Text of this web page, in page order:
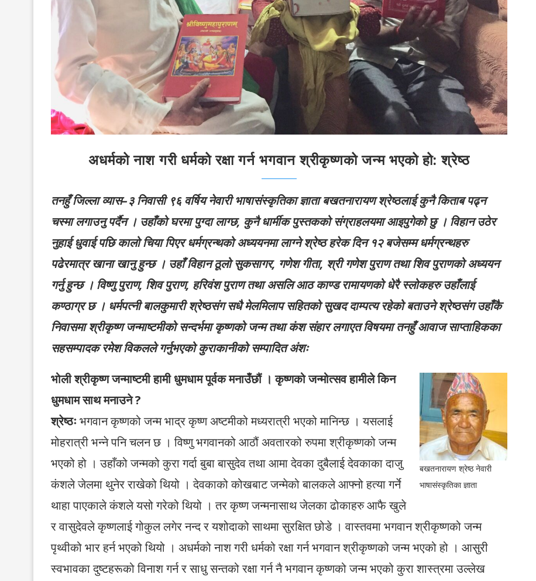
अधर्मको नाश गरी धर्मको रक्षा गर्न भगवान श्रीकृष्णको जन्म भएको हो: श्रेष्ठ
तनहुँ जिल्ला व्यास–३ निवासी ९६ वर्षिय नेवारी भाषासंस्कृतिका ज्ञाता बखतनारायण श्रेष्ठलाई कुनै किताब पढ्न
चस्मा लगाउनु पर्दैन । उहाँको घरमा पुग्दा लाग्छ, कुनै धार्मीक पुस्तकको संग्राहलयमा आइपुगेको छु । विहान उठेर
नुहाई धुवाई पछि कालो चिया पिएर धर्मग्रन्थको अध्ययनमा लाग्ने श्रेष्ठ हरेक दिन १२ बजेसम्म धर्मग्रन्थहरु
पढेरमात्र खाना खानु हुन्छ । उहाँ विहान ठूलो सुकसागर, गणेश गीता, श्री गणेश पुराण तथा शिव पुराणको अध्ययन
गर्नु हुन्छ । विष्णु पुराण, शिव पुराण, हरिवंश पुराण तथा असलि आठ काण्ड रामायणको धेरै स्लोकहरु उहाँलाई
कण्ठाग्र छ । धर्मपत्नी बालकुमारी श्रेष्ठसंग सधै मेलमिलाप सहितको सुखद दाम्पत्य रहेको बताउने श्रेष्ठसंग उहाँकै
निवासमा श्रीकृष्ण जन्माष्टमीको सन्दर्भमा कृष्णको जन्म तथा कंश संहार लगाएत विषयमा तनहुँ आवाज साप्ताहिकका
सहसम्पादक रमेश विकलले गर्नुभएको कुराकानीको सम्पादित अंशः
बखतनारायण श्रेष्ठ नेवारी
भाषासंस्कृतिका ज्ञाता
भोली श्रीकृष्ण जन्माष्टमी हामी धुमधाम पूर्वक मनाउँछौं । कृष्णको जन्मोत्सव हामीले किन
धुमधाम साथ मनाउने ?
श्रेष्ठःभगवान कृष्णको जन्म भाद्र कृष्ण अष्टमीको मध्यरात्री भएको मानिन्छ । यसलाई
मोहरात्री भन्ने पनि चलन छ । विष्णु भगवानको आठौं अवतारको रुपमा श्रीकृष्णको जन्म
भएको हो । उहाँको जन्मको कुरा गर्दा बुबा बासुदेव तथा आमा देवका दुबैलाई देवकाका दाजु
कंशले जेलमा थुनेर राखेको थियो । देवकाको कोखबाट जन्मेको बालकले आफ्नो हत्या गर्ने
थाहा पाएकाले कंशले यसो गरेको थियो । तर कृष्ण जन्मनासाथ जेलका ढोकाहरु आफै खुले
र वासुदेवले कृष्णलाई गोकुल लगेर नन्द र यशोदाको साथमा सुरक्षित छोडे । वास्तवमा भगवान श्रीकृष्णको जन्म
पृथ्वीको भार हर्न भएको थियो । अधर्मको नाश गरी धर्मको रक्षा गर्न भगवान श्रीकृष्णको जन्म भएको हो । आसुरी
स्वभावका दुष्टहरूको विनाश गर्न र साधु सन्तको रक्षा गर्न नै भगवान कृष्णको जन्म भएको कुरा शास्त्रमा उल्लेख